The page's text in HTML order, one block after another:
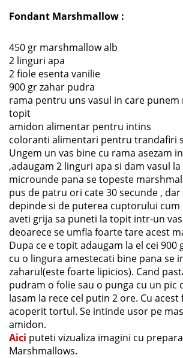
Fondant Marshmallow :
450 gr marshmallow alb
2 linguri apa
2 fiole esenta vanilie
900 gr zahar pudra
rama pentru uns vasul in care punem
topit
amidon alimentar pentru intins
coloranti alimentari pentru trandafiri
Ungem un vas bine cu rama asezam
,adaugam 2 linguri apa si dam vasul
microunde pana se topeste
pus de patru ori cate 30 secunde ,
depinde si de puterea cuptorului cum
aveti grija sa puneti la topit intr-un
deoarece se umfla foarte tare acest
Dupa ce e topit adaugam la el cei 900
cu o lingura amestecati bine pana se
zaharul(este foarte lipicios). Cand
pudram o folie sau o punga cu un pic
lasam la rece cel putin 2 ore. Cu
acoperit tortul. Se intinde usor pe
amidon.
Aici puteti vizualiza imagini cu
Marshmallows.